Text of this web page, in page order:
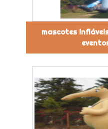
mascotes